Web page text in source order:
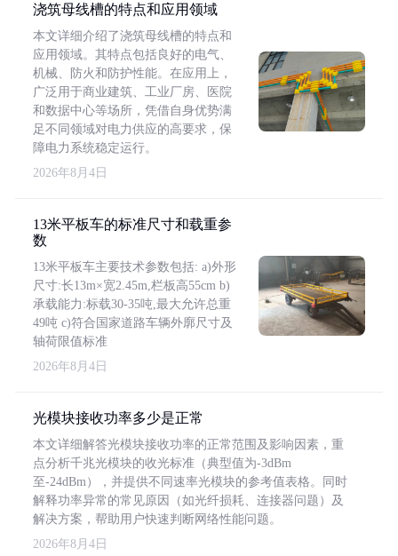
浇筑母线槽的特点和应用领域
本文详细介绍了浇筑母线槽的特点和
应用领域。其特点包括良好的电气、
机械、防火和防护性能。在应用上，
广泛用于商业建筑、工业厂房、医院
和数据中心等场所，凭借自身优势满
足不同领域对电力供应的高要求，保
障电力系统稳定运行。
2026年8月4日
13米平板车的标准尺寸和载重参
数
13米平板车主要技术参数包括: a)外形
尺寸:长13m×宽2.45m,栏板高55cm b)
承载能力:标载30-35吨,最大允许总重
49吨 c)符合国家道路车辆外廓尺寸及
轴荷限值标准
2026年8月4日
光模块接收功率多少是正常
本文详细解答光模块接收功率的正常范围及影响因素，重
点分析千兆光模块的收光标准（典型值为-3dBm
至-24dBm），并提供不同速率光模块的参考值表格。同时
解释功率异常的常见原因（如光纤损耗、连接器问题）及
解决方案，帮助用户快速判断网络性能问题。
2026年8月4日